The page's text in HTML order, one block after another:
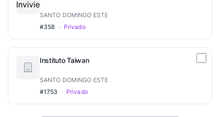
SANTO DOMINGO ESTE
#358
· Privado
Instituto Taiwan
SANTO DOMINGO ESTE
#1753
· Privado